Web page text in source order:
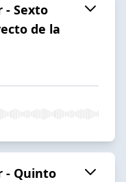
- Sexto
de la
- Quinto